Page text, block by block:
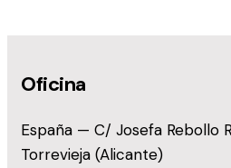
Oficina
España — C/ Josefa Rebollo
Torrevieja (Alicante)